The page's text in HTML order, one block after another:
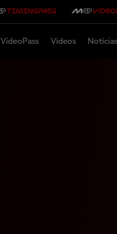
VideoPass Vídeos Notícias